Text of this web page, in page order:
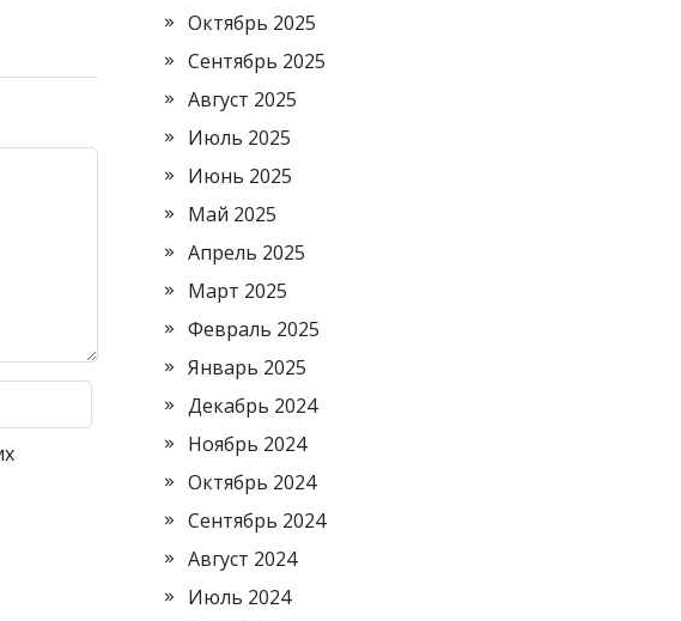
Октябрь 2025
Сентябрь 2025
Август 2025
Июль 2025
Июнь 2025
Май 2025
Апрель 2025
Март 2025
Февраль 2025
Январь 2025
Декабрь 2024
Ноябрь 2024
Октябрь 2024
Сентябрь 2024
Август 2024
Июль 2024